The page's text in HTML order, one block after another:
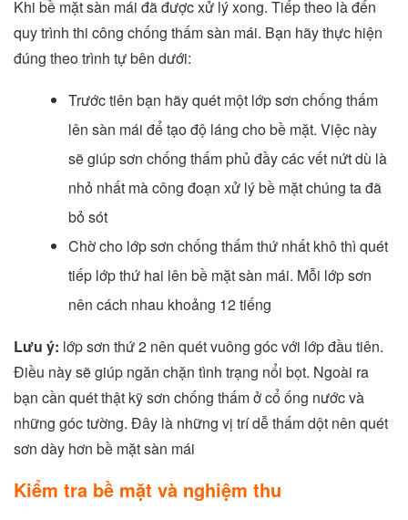
Khi bề mặt sàn mái đã được xử lý xong. Tiếp theo là đến
quy trình thi công chống thấm sàn mái. Bạn hãy thực hiện
đúng theo trình tự bên dưới:
Trước tiên bạn hãy quét một lớp sơn chống thấm
lên sàn mái để tạo độ láng cho bề mặt. Việc này
sẽ giúp sơn chống thấm phủ đầy các vết nứt dù là
nhỏ nhất mà công đoạn xử lý bề mặt chúng ta đã
bỏ sót
Chờ cho lớp sơn chống thấm thứ nhất khô thì quét
tiếp lớp thứ hai lên bề mặt sàn mái. Mỗi lớp sơn
nên cách nhau khoảng 12 tiếng
Lưu ý: lớp sơn thứ 2 nên quét vuông góc với lớp đầu tiên.
Điều này sẽ giúp ngăn chặn tình trạng nổi bọt. Ngoài ra
bạn cần quét thật kỹ sơn chống thấm ở cổ ống nước và
những góc tường. Đây là những vị trí dễ thấm dột nên quét
sơn dày hơn bề mặt sàn mái
Kiểm tra bề mặt và nghiệm thu